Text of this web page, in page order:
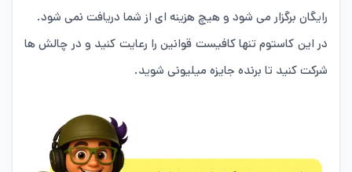
رایگان برگزار می شود و هیچ هزینه ای از شما دریافت نمی شود.
در این کاستوم تنها کافیست قوانین را رعایت کنید و در چالش ها
شرکت کنید تا برنده جایزه میلیونی شوید.